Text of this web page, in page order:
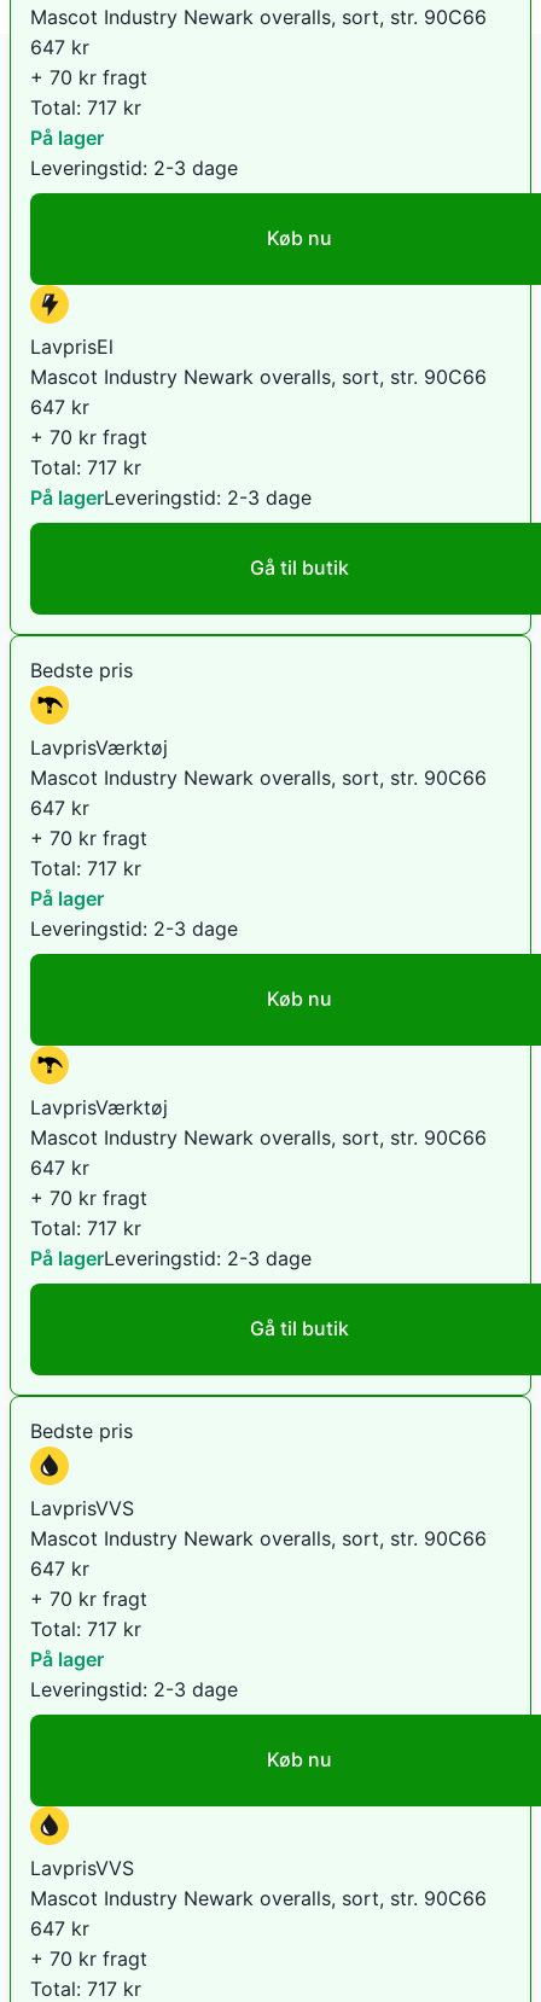
Mascot Industry Newark overalls, sort, str. 90C66
647 kr
+ 70 kr fragt
Total: 717 kr
På lager
Leveringstid: 2-3 dage
Køb nu
LavprisEl
Mascot Industry Newark overalls, sort, str. 90C66
647 kr
+ 70 kr fragt
Total: 717 kr
På lagerLeveringstid: 2-3 dage
Gå til butik
Bedste pris
LavprisVærktøj
Mascot Industry Newark overalls, sort, str. 90C66
647 kr
+ 70 kr fragt
Total: 717 kr
På lager
Leveringstid: 2-3 dage
Køb nu
LavprisVærktøj
Mascot Industry Newark overalls, sort, str. 90C66
647 kr
+ 70 kr fragt
Total: 717 kr
På lagerLeveringstid: 2-3 dage
Gå til butik
Bedste pris
LavprisVVS
Mascot Industry Newark overalls, sort, str. 90C66
647 kr
+ 70 kr fragt
Total: 717 kr
På lager
Leveringstid: 2-3 dage
Køb nu
LavprisVVS
Mascot Industry Newark overalls, sort, str. 90C66
647 kr
+ 70 kr fragt
Total: 717 kr